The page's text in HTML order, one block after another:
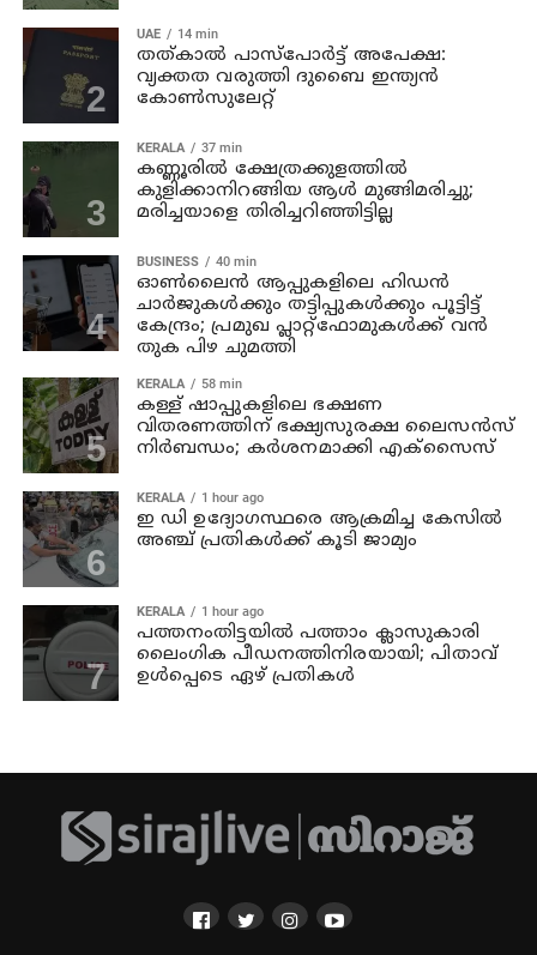
UAE 14 min
തത്കാൽ പാസ്പോർട്ട് അപേക്ഷ:
വ്യക്തത വരുത്തി ദുബൈ ഇന്ത്യൻ
കോൺസുലേറ്റ്
KERALA 37 min
കണ്ണൂരില്‍ ക്ഷേത്രക്കുളത്തില്‍
കുളിക്കാനിറങ്ങിയ ആള്‍ മുങ്ങിമരിച്ചു;
മരിച്ചയാളെ തിരിച്ചറിഞ്ഞിട്ടില്ല
BUSINESS 40 min
ഓൺലൈൻ ആപ്പുകളിലെ ഹിഡൻ
ചാർജുകൾക്കും തട്ടിപ്പുകൾക്കും പൂട്ടിട്ട്
കേന്ദ്രം; പ്രമുഖ പ്ലാറ്റ്‌ഫോമുകൾക്ക് വൻ
തുക പിഴ ചുമത്തി
KERALA 58 min
കള്ള് ഷാപ്പുകളിലെ ഭക്ഷണ
വിതരണത്തിന് ഭക്ഷ്യസുരക്ഷ ലൈസന്‍സ്
നിര്‍ബന്ധം; കര്‍ശനമാക്കി എക്സൈസ്
KERALA 1 hour ago
ഇ ഡി ഉദ്യോഗസ്ഥരെ ആക്രമിച്ച കേസില്‍
അഞ്ച് പ്രതികള്‍ക്ക് കൂടി ജാമ്യം
KERALA 1 hour ago
പത്തനംതിട്ടയില്‍ പത്താം ക്ലാസുകാരി
ലൈംഗിക പീഡനത്തിനിരയായി; പിതാവ്
ഉള്‍പ്പെടെ ഏഴ് പ്രതികള്‍